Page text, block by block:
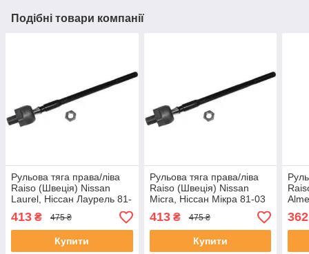
Подібні товари компанії
Рульова тяга права/ліва
Raiso (Швеція) Nissan
Laurel, Ніссан Лаурель 81-
03 #RL-485700N
UARLRJU4
413 ₴ 475 ₴
Купити
Рульова тяга права/ліва
Raiso (Швеція) Nissan
Micra, Ніссан Мікра 81-03
#RL-485700N UAWUFOM4
413₴ 475 ₴
Купити
2
362